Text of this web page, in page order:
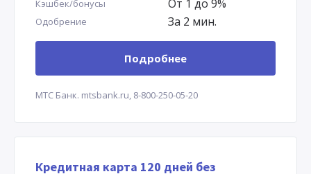
Кэшбек/бонусы От 1 до 9%
Одобрение За 2 мин.
Подробнее
МТС Банк. mtsbank.ru, 8-800-250-05-20
Кредитная карта 120 дней без